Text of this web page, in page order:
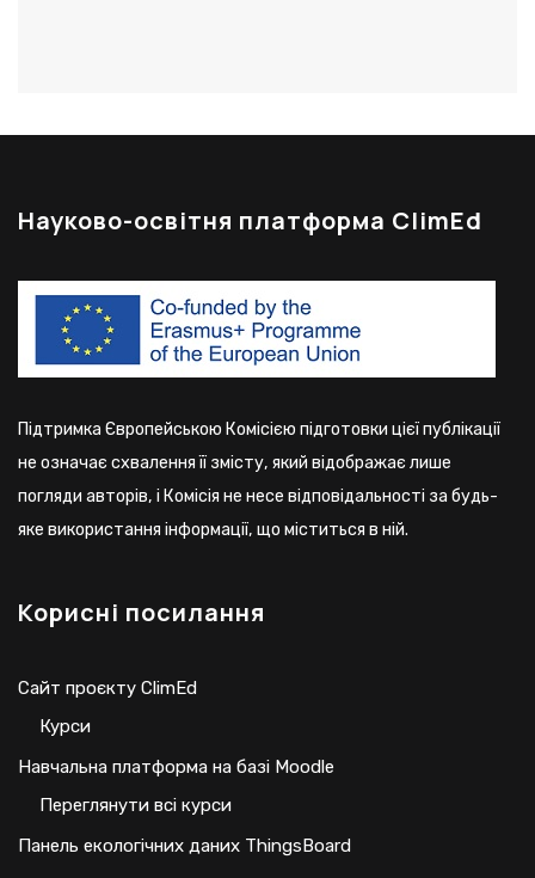
Науково-освітня платформа ClimEd
Підтримка Європейською Комісією підготовки цієї публікації
не означає схвалення її змісту, який відображає лише
погляди авторів, і Комісія не несе відповідальності за будь-
яке використання інформації, що міститься в ній.
Корисні посилання
Сайт проєкту ClimEd
Курси
Навчальна платформа на базі Moodle
Переглянути всі курси
Панель екологічних даних ThingsBoard